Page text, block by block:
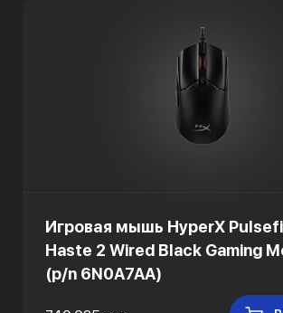
Игровая мышь HyperX
Haste 2 Wired Black Gaming
(p/n 6N0A7AA)